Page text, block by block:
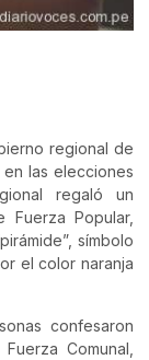
regional de
las elecciones
regaló un
Popular,
símbolo
el color naranja
confesaron
Comunal,